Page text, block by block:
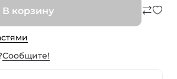
В корзину
Сообщите!